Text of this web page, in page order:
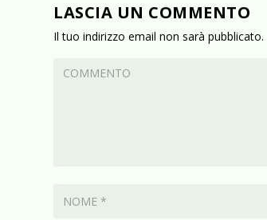
LASCIA UN COMMENTO
Il tuo indirizzo email non sarà pubblicato.